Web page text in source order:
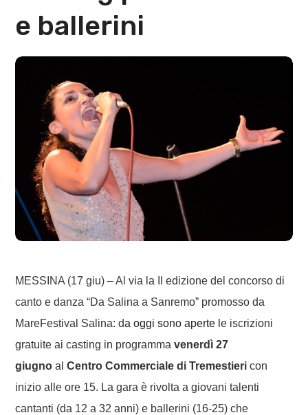
e ballerini
MESSINA (17 giu) – Al via la II edizione del concorso di
canto e danza “Da Salina a Sanremo” promosso da
MareFestival Salina: da oggi sono aperte le iscrizioni
gratuite ai casting in programmavenerdì 27
giugno alCentro Commerciale di Tremestieri con
inizio alle ore 15. La gara è rivolta a giovani talenti
cantanti (da 12 a 32 anni) e ballerini (16-25) che